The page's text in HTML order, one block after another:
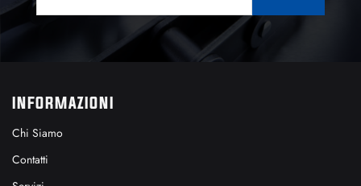
INFORMAZIONI
Chi Siamo
Contatti